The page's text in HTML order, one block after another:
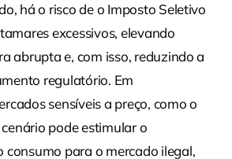
há o risco de o Imposto Seletivo
excessivos, elevando
abrupta e, com isso, reduzindo a
regulatório. Em
sensíveis a preço, como o
pode estimular o
consumo para o mercado ilegal,